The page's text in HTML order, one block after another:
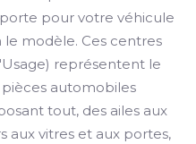
pour votre véhicule
modèle. Ces centres
représentent le
automobiles
tout, des ailes aux
aux vitres et aux portes,